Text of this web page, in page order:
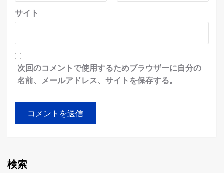
サイト
次回のコメントで使用するためブラウザーに自分の
名前、メールアドレス、サイトを保存する。
検索